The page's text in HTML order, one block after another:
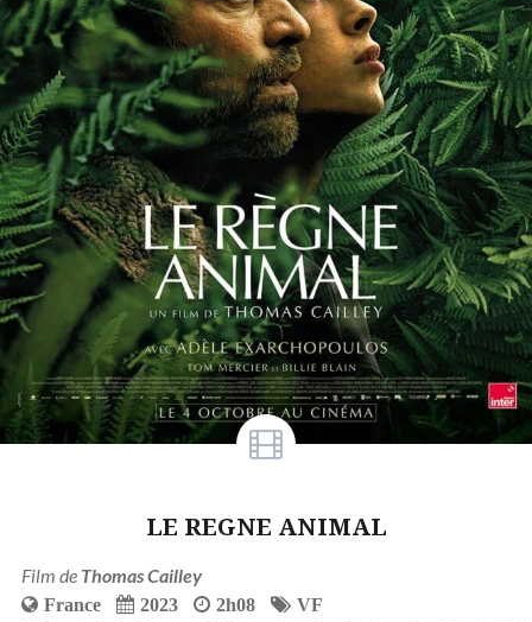
LE REGNE ANIMAL
Film de Thomas Cailley
France 2023 2h08
VF